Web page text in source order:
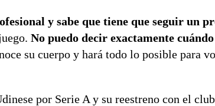
y sabe que tiene que seguir un
No puedo decir exactamente
su cuerpo y hará todo lo posible para
por Serie A y su reestreno con el